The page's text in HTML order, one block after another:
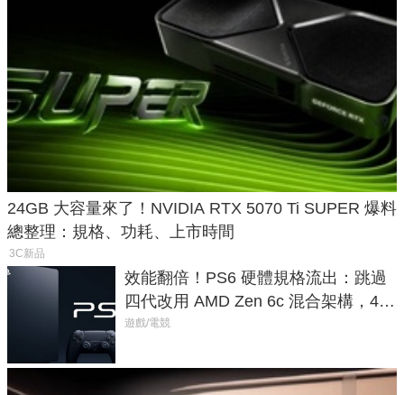
24GB 大容量來了！NVIDIA RTX 5070 Ti SUPER 爆料
總整理：規格、功耗、上市時間
3C新品
效能翻倍！PS6 硬體規格流出：跳過
四代改用 AMD Zen 6c 混合架構，4K
120fps 與全光追時代來臨
遊戲/電競